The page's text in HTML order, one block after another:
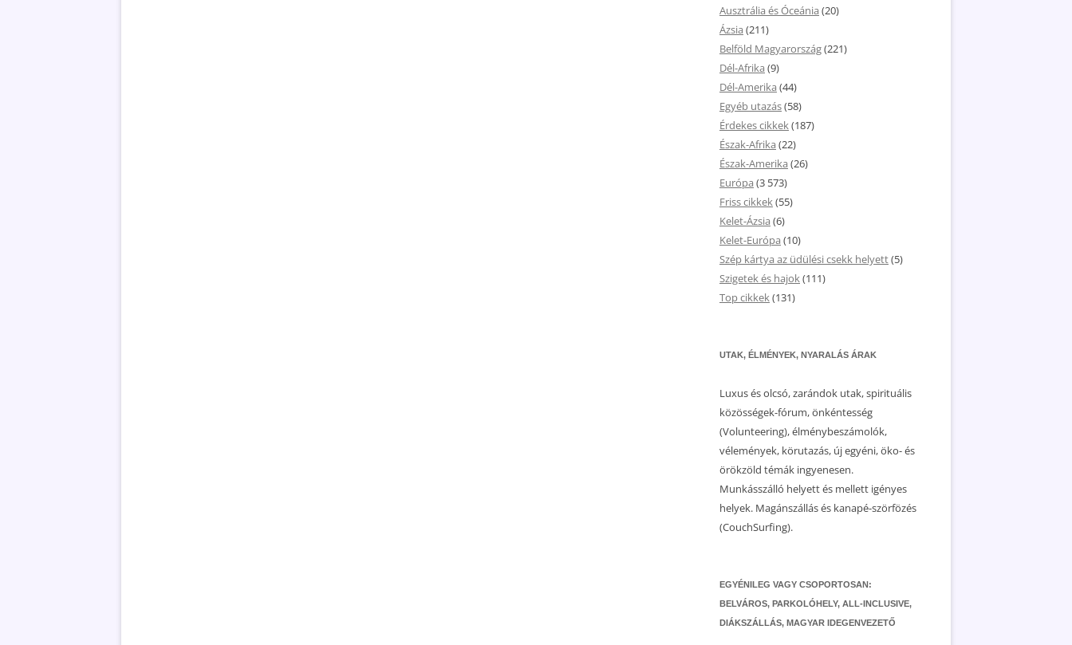
Ausztrália és Óceánia (20)
Ázsia (211)
Belföld Magyarország(221)
Dél-Afrika (9)
Dél-Amerika (44)
Egyéb utazás(58)
Érdekes cikkek(187)
Észak-Afrika (22)
Észak-Amerika (26)
Európa (3 573)
Friss cikkek(55)
Kelet-Ázsia (6)
Kelet-Európa (10)
Szép kártya az üdülési csekk helyett(5)
Szigetek és hajok(111)
Top cikkek(131)
UTAK, ÉLMÉNYEK, NYARALÁS ÁRAK
Luxus és olcsó, zarándok utak, spirituális
közösségek-fórum, önkéntesség
(Volunteering), élménybeszámolók,
vélemények, körutazás, új egyéni, öko- és
örökzöld témák ingyenesen.
Munkásszálló helyett és mellett igényes
helyek. Magánszállás és kanapé-szörfözés
(CouchSurfing).
EGYÉNILEG VAGY CSOPORTOSAN:
BELVÁROS, PARKOLÓHELY, ALL-INCLUSIVE,
DIÁKSZÁLLÁS, MAGYAR IDEGENVEZETŐ